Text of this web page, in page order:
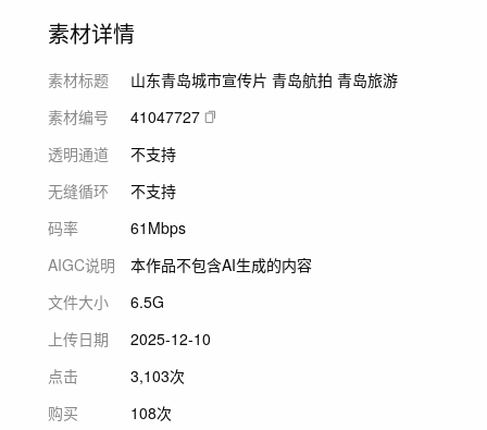
素材详情
素材标题
山东青岛城市宣传片 青岛航拍 青岛旅游
素材编号
41047727
透明通道
不支持
无缝循环
不支持
码率
61Mbps
AIGC说明
本作品不包含AI生成的内容
文件大小
6.5G
上传日期
2025-12-10
点击
3,103次
购买
108次